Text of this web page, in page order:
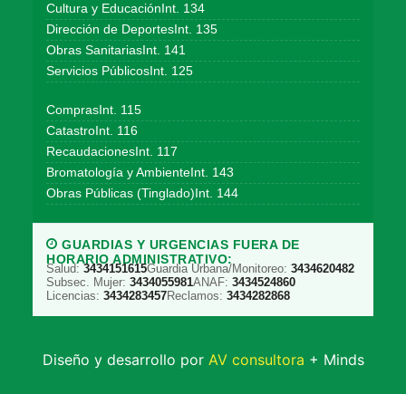
Cultura y EducaciónInt. 134
Dirección de DeportesInt. 135
Obras SanitariasInt. 141
Servicios PúblicosInt. 125
ComprasInt. 115
CatastroInt. 116
RecaudacionesInt. 117
Bromatología y AmbienteInt. 143
Obras Públicas (Tinglado)Int. 144
GUARDIAS Y URGENCIAS FUERA DE
HORARIO ADMINISTRATIVO:
Salud: 3434151615Guardia Urbana/Monitoreo: 3434620482
Subsec. Mujer: 3434055981ANAF: 3434524860
Licencias: 3434283457Reclamos: 3434282868
Diseño y desarrollo por AV consultora + Minds